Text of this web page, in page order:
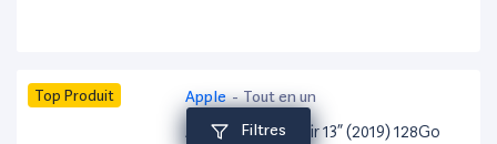
Filtres
Top Produit Apple- Tout en un
Apple MacBook Air 13” (2019) 128Go